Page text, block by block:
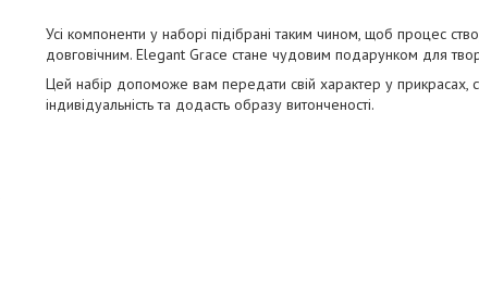
Усі компоненти у наборі підібрані таким чином, щоб процес
довговічним. Elegant Grace стане чудовим подарунком для
Цей набір допоможе вам передати свій характер у прикрасах,
індивідуальність та додасть образу витонченості.